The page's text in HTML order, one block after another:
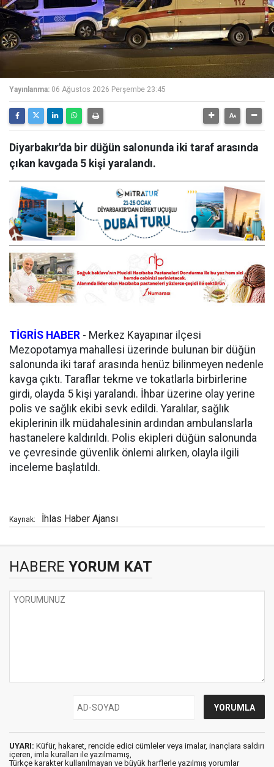
Yayınlanma: 06 Ağustos 2026 Perşembe 23:45
Diyarbakır'da bir düğün salonunda iki taraf arasında
çıkan kavgada 5 kişi yaralandı.
TİGRİS HABER - Merkez Kayapınar ilçesi
Mezopotamya mahallesi üzerinde bulunan bir düğün
salonunda iki taraf arasında henüz bilinmeyen nedenle
kavga çıktı. Taraflar tekme ve tokatlarla birbirlerine
girdi, olayda 5 kişi yaralandı. İhbar üzerine olay yerine
polis ve sağlık ekibi sevk edildi. Yaralılar, sağlık
ekiplerinin ilk müdahalesinin ardından ambulanslarla
hastanelere kaldırıldı. Polis ekipleri düğün salonunda
ve çevresinde güvenlik önlemi alırken, olayla ilgili
inceleme başlatıldı.
Kaynak: İhlas Haber Ajansı
HABERE YORUM KAT
UYARI: Küfür, hakaret, rencide edici cümleler veya imalar, inançlara saldırı
içeren, imla kuralları ile yazılmamış,
Türkçe karakter kullanılmayan ve büyük harflerle yazılmış yorumlar